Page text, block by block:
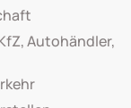
Autohändler,